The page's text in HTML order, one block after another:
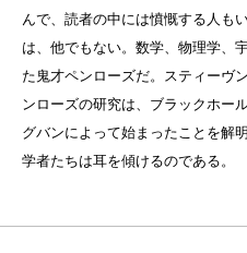
んで、読者の中には憤慨する人も
は、他でもない。数学、物理学、
た鬼才ペンローズだ。スティーヴ
ンローズの研究は、ブラックホー
グバンによって始まったことを解
学者たちは耳を傾けるのである。